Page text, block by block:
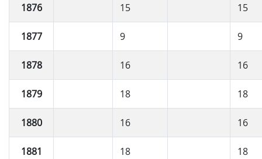
1876 15 15
1877 9 9
1878 16 16
1879 18 18
1880 16 16
1881 18 18